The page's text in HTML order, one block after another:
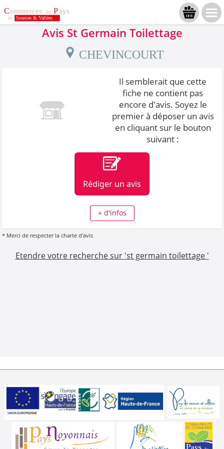
Avis St Germain Toilettage
CHEVINCOURT
Il semblerait que cette
fiche ne contient pas
encore d'avis. Soyez le
premier à déposer un avis
en cliquant sur le bouton
suivant :
Rédiger un avis
+ d'infos
* Merci de respecter la charte d'avis
Etendre votre recherche sur 'st germain toilettage '